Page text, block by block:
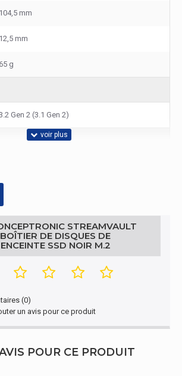
104,5 mm
12,5 mm
g
Gen 2 (3.1 Gen 2)
STREAMVAULT
DE DISQUES DE
SSD NOIR M.2
(0)
un avis pour ce produit
POUR CE PRODUIT